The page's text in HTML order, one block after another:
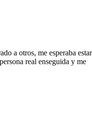
a otros, me esperaba estar
real enseguida y me